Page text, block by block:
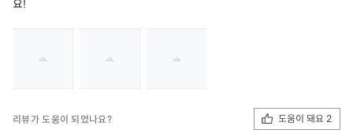
요!
리뷰가 도움이 되었나요? 도움이 돼요 2